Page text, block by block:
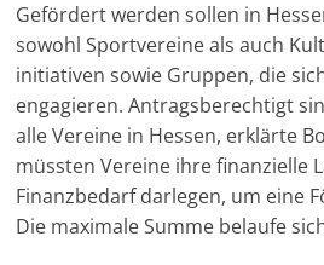
Gefördert werden sollen in
sowohl Sportvereine als auch
initiativen sowie Gruppen, die
engagieren. Antragsberechtigt
alle Vereine in Hessen, erklärte
müssten Vereine ihre finanzielle
Finanzbedarf darlegen, um eine
Die maximale Summe belaufe